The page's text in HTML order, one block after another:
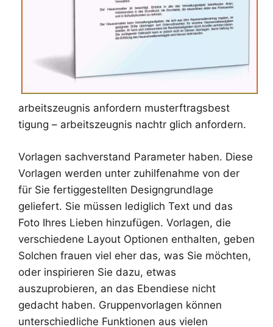
arbeitszeugnis anfordern musterftragsbest
tigung – arbeitszeugnis nachtr glich anfordern.
Vorlagen sachverstand Parameter haben. Diese
Vorlagen werden unter zuhilfenahme von der
für Sie fertiggestellten Designgrundlage
geliefert. Sie müssen lediglich Text und das
Foto Ihres Lieben hinzufügen. Vorlagen, die
verschiedene Layout Optionen enthalten, geben
Solchen frauen viel eher das, was Sie möchten,
oder inspirieren Sie dazu, etwas
auszuprobieren, an das Ebendiese nicht
gedacht haben. Gruppenvorlagen können
unterschiedliche Funktionen aus vielen